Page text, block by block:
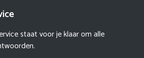
staat voor je klaar om alle